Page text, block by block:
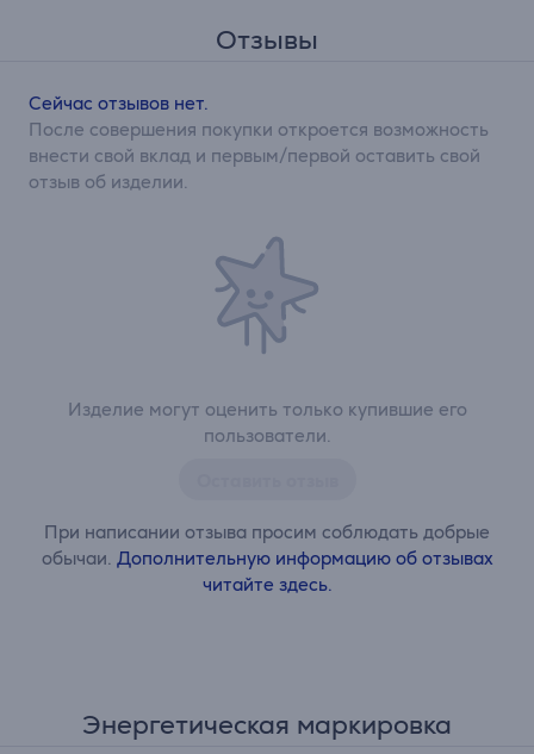
Отзывы
Изделие могут оценить только купившие его
пользователи.
При написании отзыва просим соблюдать добрые
обычаи. Дополнительную информацию об отзывах
читайте здесь.
Сейчас отзывов нет.
После совершения покупки откроется возможность
внести свой вклад и первым/первой оставить свой
отзыв об изделии.
Энергетическая маркировка